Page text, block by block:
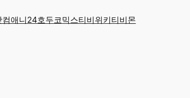
컴애니24호두코믹스티비위키 티비몬